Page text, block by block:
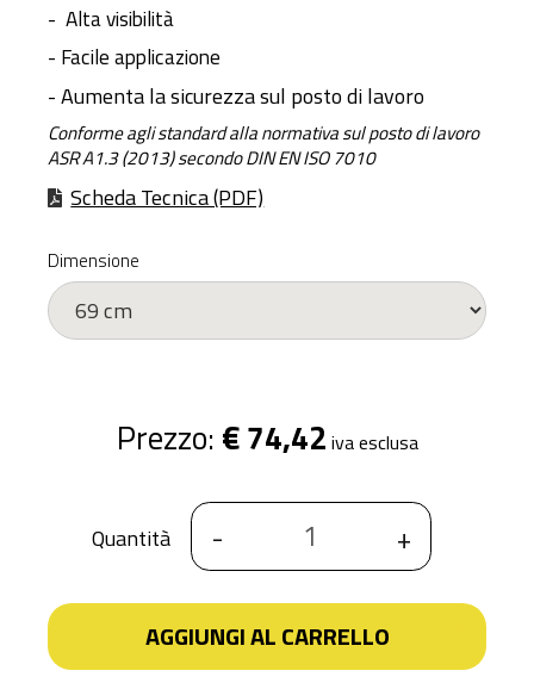
- Alta visibilità
- Facile applicazione
- Aumenta la sicurezza sul posto di lavoro
Conforme agli standard alla normativa sul posto di lavoro
ASR A1.3 (2013) secondo DIN EN ISO 7010
Scheda Tecnica (PDF)
Dimensione
Prezzo: € 74,42 iva esclusa
Quantità - +
AGGIUNGI AL CARRELLO